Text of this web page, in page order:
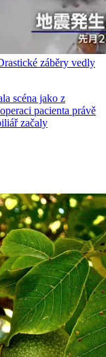
záběry vedly
scéna jako z
pacienta právě
začaly